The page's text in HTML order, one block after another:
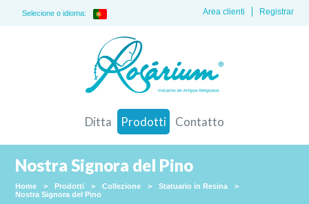
Selecione o idioma: Registrar
Area clienti
Ditta Prodotti Contatto
Nostra Signora del Pino
Home > Prodotti > Collezione > Statuario in Resina
>
Nostra Signora del Pino